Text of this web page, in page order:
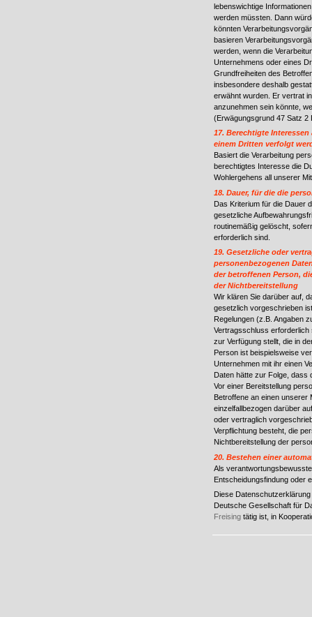
lebenswichtige
werden müssten. Dann
könnten
basieren
werden, wenn die
Unternehmens oder eines
Grundfreiheiten des
insbesondere deshalb
erwähnt wurden. Er vertrat
anzunehmen sein könnte,
(Erwägungsgrund 47 Satz 2
17. Berechtigte
einem Dritten verfolgt
Basiert die Verarbeitung
berechtigtes Interesse die
Wohlergehens all unserer
18. Dauer, für die die
Das Kriterium für die Dauer
gesetzliche
routinemäßig gelöscht,
erforderlich sind.
19. Gesetzliche oder
personenbezogenen
der betroffenen Person,
der Nichtbereitstellung
Wir klären Sie darüber auf,
gesetzlich vorgeschrieben
Regelungen (z.B. Angaben
Vertragsschluss erforderlich
zur Verfügung stellt, die in
Person ist beispielsweise
Unternehmen mit ihr einen
Daten hätte zur Folge, dass
Vor einer Bereitstellung
Betroffene an einen unserer
einzelfallbezogen darüber
oder vertraglich
Verpflichtung besteht, die
Nichtbereitstellung der
20. Bestehen einer
Als
Entscheidungsfindung oder
Diese
Deutsche Gesellschaft für
Freising tätig ist, in